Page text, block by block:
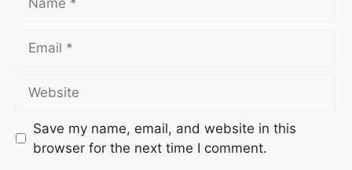
Save my name, email, and website in this
browser for the next time I comment.